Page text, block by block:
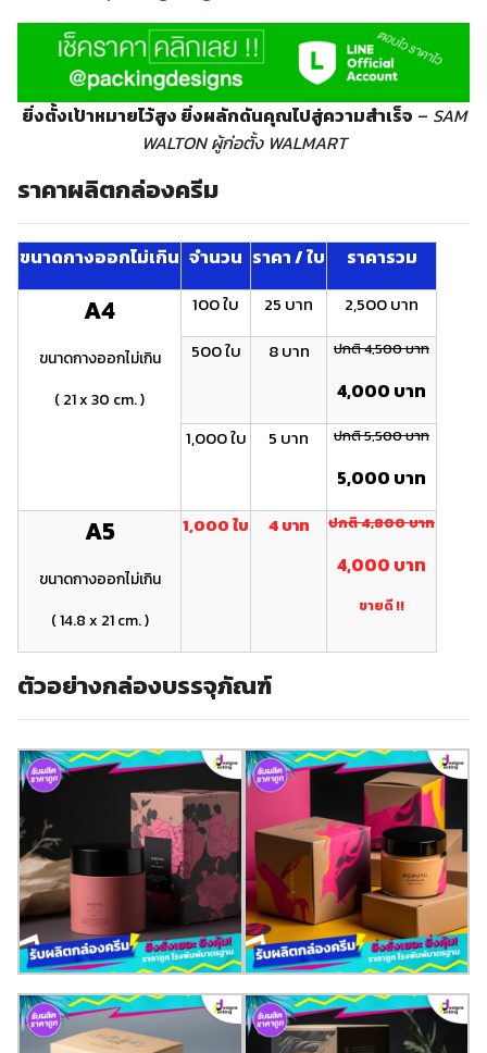
ยิ่งตั้งเป้าหมายไว้สูง ยิ่งผลักดันคุณไปสู่ความสำเร็จ – SAM
WALTON ผู้ก่อตั้ง WALMART
ราคาผลิตกล่องครีม
ขนาดกางออกไม่เกิน จำนวน ราคา / ใบ ราคารวม
A4
ขนาดกางออกไม่เกิน
( 21 x 30 cm. )
100 ใบ 25 บาท
2,500 บาท
500 ใบ
8 บาท ปกติ 4,500 บาท
4,000 บาท
1,000 ใบ 5 บาท ปกติ 5,500 บาท
5,000 บาท
A5
ขนาดกางออกไม่เกิน
( 14.8 x 21 cm. )
1,000 ใบ 4 บาท ปกติ 4 ,800 บาท
4 ,000 บาท
ขายดี !!
ตัวอย่างกล่องบรรจุภัณฑ์